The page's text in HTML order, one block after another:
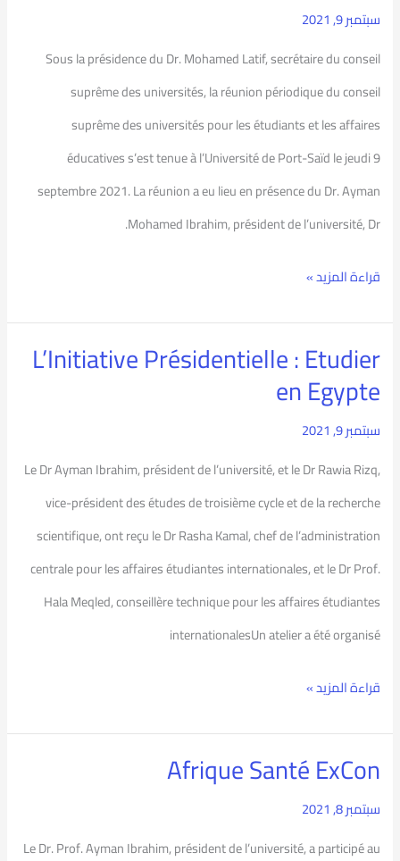
سبتمبر 9, 2021
Sous la présidence du Dr. Mohamed Latif, secrétaire du conseil
suprême des universités, la réunion périodique du conseil
suprême des universités pour les étudiants et les affaires
éducatives s’est tenue à l’Université de Port-Saïd le jeudi 9
septembre 2021. La réunion a eu lieu en présence du Dr. Ayman
Mohamed Ibrahim, président de l’université, Dr.
à
قراءة المزيد »
L’Initiative Présidentielle : Etudier
en Egypte
سبتمبر 9, 2021
Le Dr Ayman Ibrahim, président de l’université, et le Dr Rawia Rizq,
vice-président des études de troisième cycle et de la recherche
scientifique, ont reçu le Dr Rasha Kamal, chef de l’administration
centrale pour les affaires étudiantes internationales, et le Dr Prof.
Hala Meqled, conseillère technique pour les affaires étudiantes
internationalesUn atelier a été organisé
L’Initiative
Présidentielle
:
قراءة المزيد »
Afrique Santé ExCon
سبتمبر 8, 2021
Le Dr. Prof. Ayman Ibrahim, président de l’université, a participé au
Afrique
Santé